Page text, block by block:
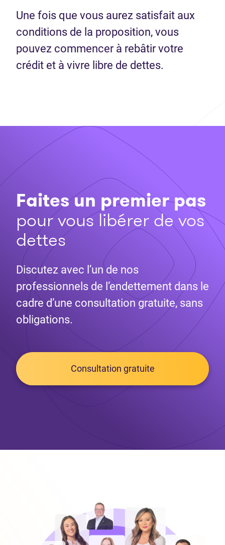
Une fois que vous aurez satisfait aux
conditions de la proposition, vous
pouvez commencer à rebâtir votre
crédit et à vivre libre de dettes.
Faites un premier pas
pour vous libérer de vos
dettes
Discutez avec l’un de nos
professionnels de l’endettement dans le
cadre d’une consultation gratuite, sans
obligations.
Consultation gratuite